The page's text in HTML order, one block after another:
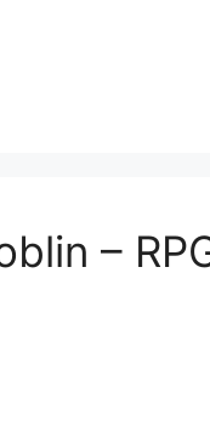
–